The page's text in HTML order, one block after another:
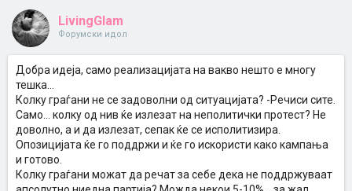
LivingGlam
Форумски идол
Добра идеја, само реализацијата на вакво нешто е многу
тешка...
Колку граѓани не се задоволни од ситуацијата? -Речиси сите.
Само... колку од нив ќе излезат на неполитички протест? Не
доволно, а и да излезат, сепак ќе се исполитизира.
Опозицијата ќе го поддржи и ќе го искористи како кампања
и готово.
Колку граѓани можат да речат за себе дека не поддржуваат